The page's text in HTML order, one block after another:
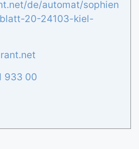
de/automat/sophien
20-24103-kiel-
933 00